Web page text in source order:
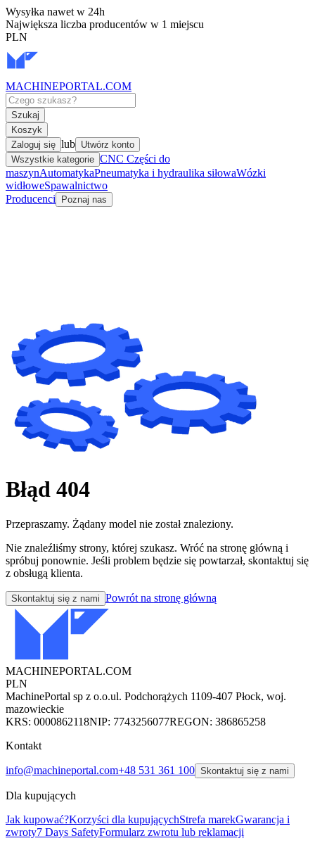
Wysyłka nawet w 24h
Największa liczba producentów w 1 miejscu
PLN
MACHINEPORTAL.COM
Szukaj
Koszyk
Zaloguj się lub Utwórz konto
Wszystkie kategorie CNC Części do
maszynAutomatykaPneumatyka i hydraulika siłowaWózki
widłoweSpawalnictwo
Producenci
Poznaj nas
Błąd 404
Przepraszamy. Żądany model nie został znaleziony.
Nie znaleźliśmy strony, której szukasz. Wróć na stronę główną i
spróbuj ponownie. Jeśli problem będzie się powtarzał, skontaktuj się
z obsługą klienta.
Skontaktuj się z nami Powrót na stronę główną
MACHINEPORTAL.COM
PLN
MachinePortal sp z o.o.ul. Podchorążych 1109-407 Płock, woj.
mazowieckie
KRS: 0000862118NIP: 7743256077REGON: 386865258
Kontakt
info@machineportal.com+48 531 361 100 Skontaktuj się z nami
Dla kupujących
Jak kupować?Korzyści dla kupującychStrefa marekGwarancja i
zwroty7 Days SafetyFormularz zwrotu lub reklamacji